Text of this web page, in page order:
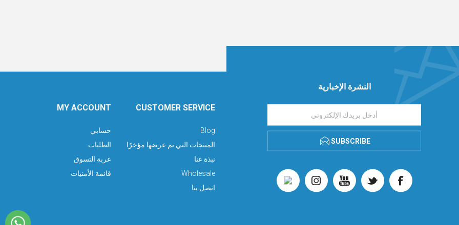
النشرة الإخبارية
SUBSCRIBE
CUSTOMER SERVICE
Blog
المنتجات التي تم عرضها مؤخرًا
نبذة عنا
Wholesale
اتصل بنا
MY ACCOUNT
حسابي
الطلبات
عربة التسوق
قائمة الأمنيات